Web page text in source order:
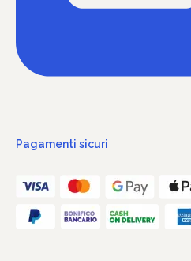
Pagamenti sicuri